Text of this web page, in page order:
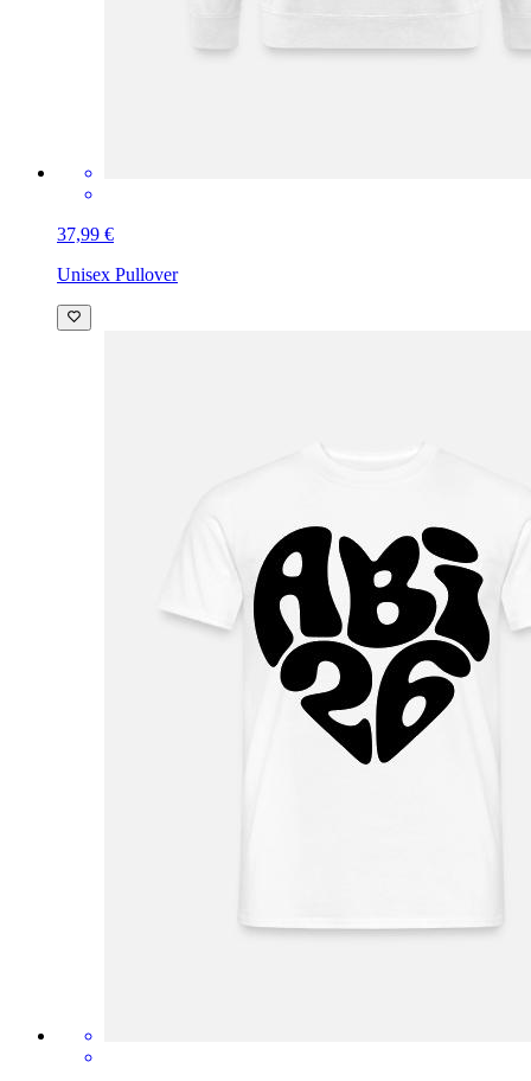
37,99 €
Unisex Pullover